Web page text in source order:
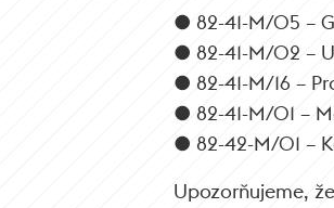
● 82-41-M/05 –
● 82-41-M/02 –
● 82-41-M/16 –
● 82-41-M/01 –
● 82-42-M/01 –
Upozorňujeme,